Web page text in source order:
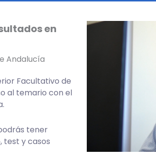
en
Andalucía
Facultativo de
al temario con el
tener
test y casos